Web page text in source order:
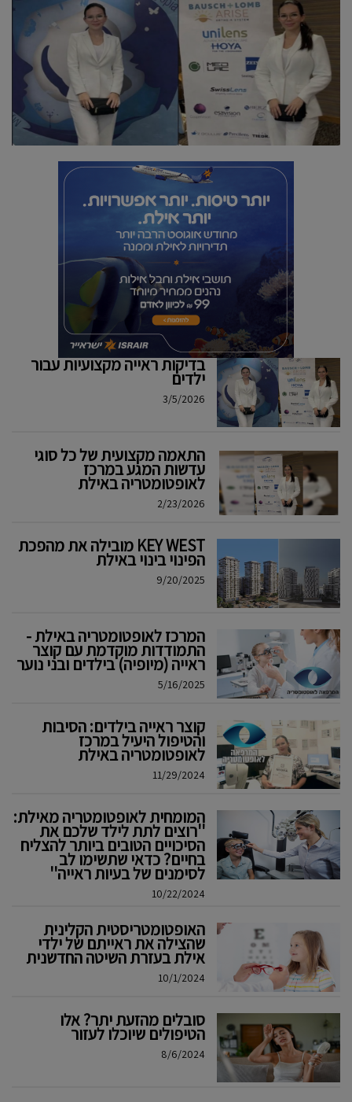
בדיקות ראייה מקצועיות עבור
ילדים
3/5/2026
התאמה מקצועית של כל סוגי
עדשות המגע במרכז
לאופטומטריה באילת
2/23/2026
KEY WEST מובילה את מהפכת
הפינוי בינוי באילת
9/20/2025
המרכז לאופטומטריה באילת -
התמודדות מוקדמת עם קוצר
ראייה (מיופיה) בילדים ובני נוער
5/16/2025
קוצר ראייה בילדים: הסיבות
והטיפול היעיל במרכז
לאופטומטריה באילת
11/29/2024
המומחית לאופטומטריה מאילת:
''רוצים לתת לילד שלכם את
הסיכויים הטובים ביותר להצליח
בחיים? כדאי שתשימו לב
לסימנים של בעיות ראייה''
10/22/2024
האופטומטריסטית הקלינית
שהצילה את ראייתם של ילדי
אילת בעזרת השיטה החדשנית
10/1/2024
סובלים מהזעת יתר? אלו
הטיפולים שיוכלו לעזור
8/6/2024